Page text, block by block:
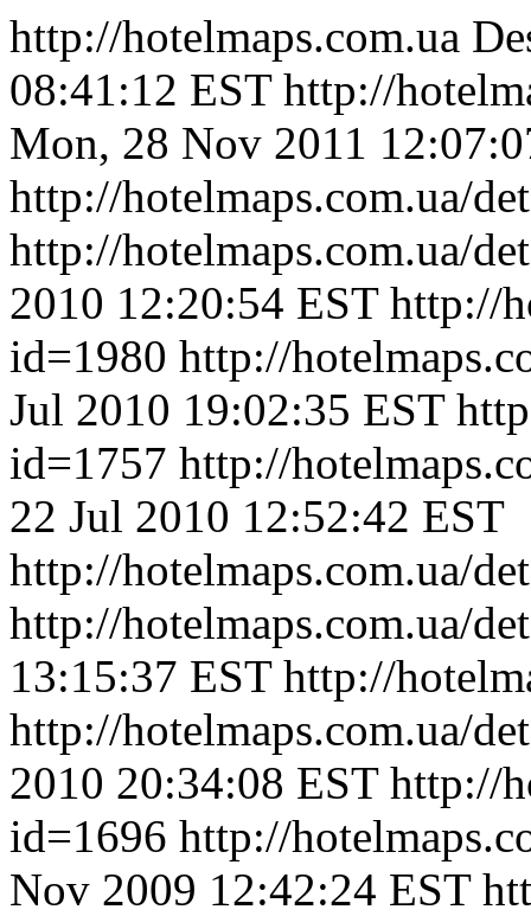
http://hotelmaps.com.ua
08:41:12 EST http://
Mon, 28 Nov 2011
http://hotelmaps.com.ua/
http://hotelmaps.com.ua/
2010 12:20:54 EST http://
id=1980 http://
Jul 2010 19:02:35 EST
id=1757 http://
22 Jul 2010 12:52:42 EST
http://hotelmaps.com.ua/
http://hotelmaps.com.ua/
13:15:37 EST http://
http://hotelmaps.com.ua/
2010 20:34:08 EST http://
id=1696 http://
Nov 2009 12:42:24 EST